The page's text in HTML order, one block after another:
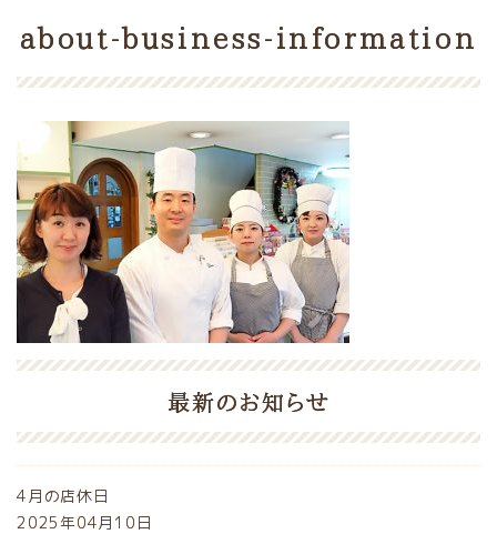
about-business-information
最新のお知らせ
4月の店休日
2025年04月10日